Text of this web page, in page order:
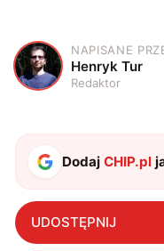
H
NAPISANE
Henryk Tur
Redaktor
DodajCHIP.pl
UDOSTĘPNIJ